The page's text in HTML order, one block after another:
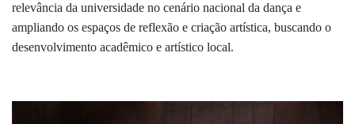
relevância da universidade no cenário nacional da dança e
ampliando os espaços de reflexão e criação artística, buscando o
desenvolvimento acadêmico e artístico local.